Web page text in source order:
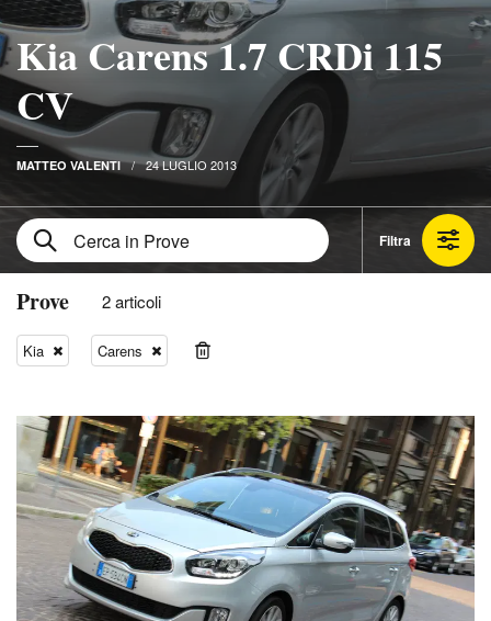
Kia Carens 1.7 CRDi 115
CV
MATTEO VALENTI 24 LUGLIO 2013
Filtra
Prove 2 articoli
Kia Carens